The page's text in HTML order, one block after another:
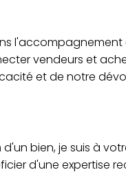
l'accompagnement
vendeurs et
et de notre
bien, je suis à
d'une expertise